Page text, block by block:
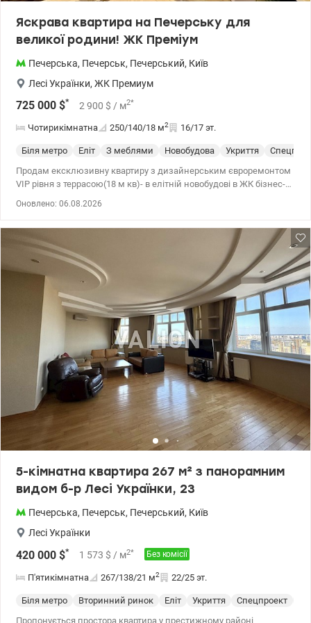
Яскрава квартира на Печерську для
великої родини! ЖК Преміум
Печерська, Печерськ, Печерський, Київ
Лесі Українки, ЖК Премиум
725 000 $* 2 900 $ / м2*
Чотирикімнатна 250/140/18 м2 16/17 эт.
Біля метро Еліт З меблями Новобудова Укриття
Продам ексклюзивну квартиру з дизайнерським євроремонтом
VIP рівня з террасою(18 м кв)- в елітній новобудові в ЖК бізнес-
преміум класу і елітними італійськими меблями -Visionnaire і
Turri-ексклюзив і розкіш! Квартира вражає своєю просторістю та
комфортом-3 спальні,2 розкішні зали, велика кухня- ідальня,4 с/
у, гардеробна, терраса 18 м кв з зоною барбекю, дизанерськими
меблями і шикарним краєвидом на Киів. Охорона, консьєрж,
підземний паркінг. Ціна 725 000 у.о. 0673205847
Андрій,valion/1149718
Оновлено: 06.08.2026
5-кімнатна квартира 267 м² з панорамним
видом б-р Лесі Українки, 23
Печерська, Печерськ, Печерський, Київ
Лесі Українки
420 000 $* 1 573 $ / м2* Без комісії
П'ятикімнатна 267/138/21 м2 22/25 эт.
Біля метро Вторинний ринок Еліт Укриття Спецпроект
Пропонується простора квартира у престижному районі